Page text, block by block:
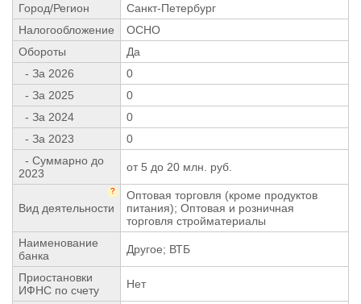
Город/Регион
Санкт-Петербург
Налогообложение
ОСНО
Обороты
Да
- За 2026
0
- За 2025
0
- За 2024
0
- За 2023
0
- Суммарно до
2023
от 5 до 20 млн. руб.
Вид деятельности
?
Оптовая торговля (кроме продуктов
питания); Оптовая и розничная
торговля стройматериалы
Наименование
банка
Другое; ВТБ
Приостановки
ИФНС по счету
Нет